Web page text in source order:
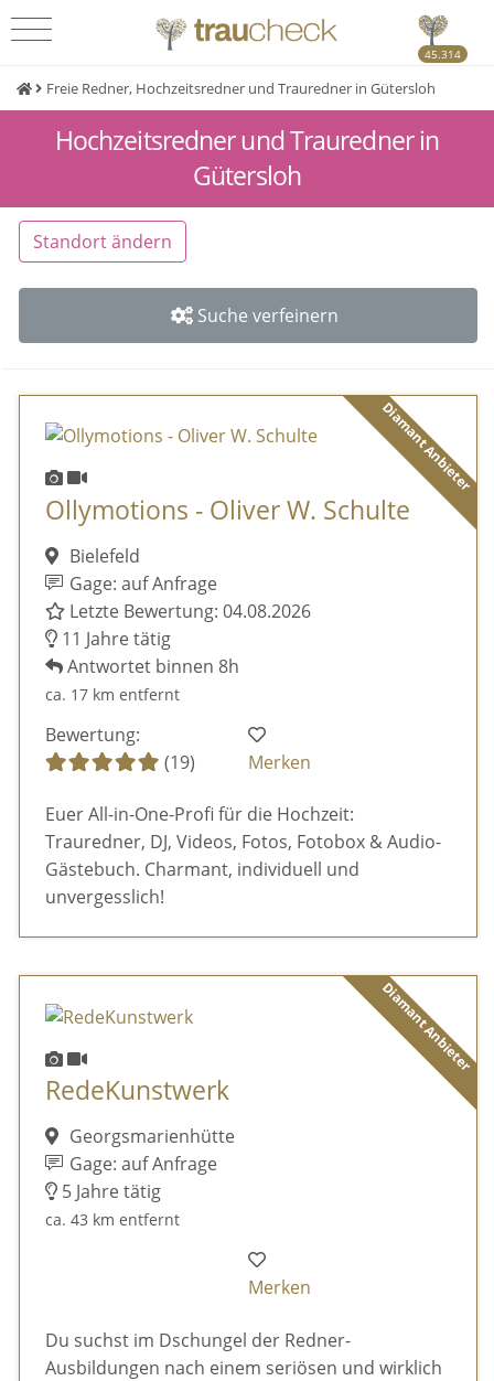
45.314
Freie Redner, Hochzeitsredner und Trauredner in Gütersloh
Hochzeitsredner und Trauredner in
Gütersloh
Standort ändern
Suche verfeinern
Diamant Anbieter
Ollymotions - Oliver W. Schulte
Bielefeld
Gage: auf Anfrage
Letzte Bewertung: 04.08.2026
11 Jahre tätig
Antwortet binnen 8h
ca. 17 km entfernt
Bewertung:
(19)
Merken
Euer All-in-One-Profi für die Hochzeit:
Trauredner, DJ, Videos, Fotos, Fotobox & Audio-
Gästebuch. Charmant, individuell und
unvergesslich!
Diamant Anbieter
RedeKunstwerk
Georgsmarienhütte
Gage: auf Anfrage
5 Jahre tätig
ca. 43 km entfernt
Merken
Du suchst im Dschungel der Redner-
Ausbildungen nach einem seriösen und wirklich